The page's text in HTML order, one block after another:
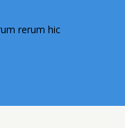
rerum hic